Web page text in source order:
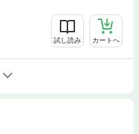
試し読み カートへ